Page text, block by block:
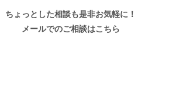
ちょっとした相談も是非お気軽に！
メールでのご相談はこちら